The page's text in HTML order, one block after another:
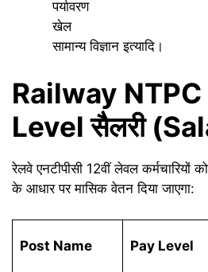
पर्यावरण
खेल
सामान्य विज्ञान इत्यादि।
Railway
Level सैलरी
रेलवे एनटीपीसी 12वीं लेवल
के आधार पर मासिक वेतन दिया जाएगा:
Post Name Pay Level